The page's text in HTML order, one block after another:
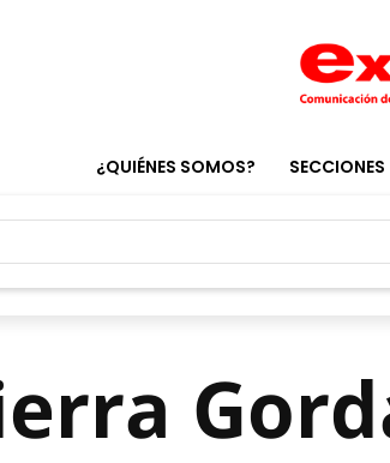
¿QUIÉNES SOMOS? SECCIONES